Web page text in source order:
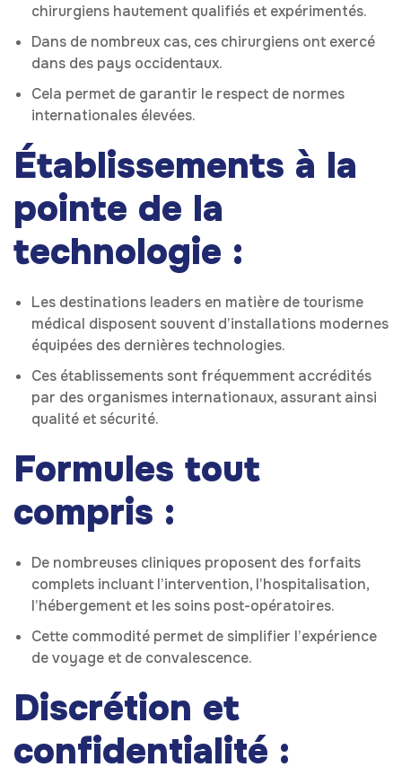
chirurgiens hautement qualifiés et expérimentés.
Dans de nombreux cas, ces chirurgiens ont exercé
dans des pays occidentaux.
Cela permet de garantir le respect de normes
internationales élevées.
Établissements à la
pointe de la
technologie :
Les destinations leaders en matière de tourisme
médical disposent souvent d’installations modernes
équipées des dernières technologies.
Ces établissements sont fréquemment accrédités
par des organismes internationaux, assurant ainsi
qualité et sécurité.
Formules tout
compris :
De nombreuses cliniques proposent des forfaits
complets incluant l’intervention, l’hospitalisation,
l’hébergement et les soins post-opératoires.
Cette commodité permet de simplifier l’expérience
de voyage et de convalescence.
Discrétion et
confidentialité :